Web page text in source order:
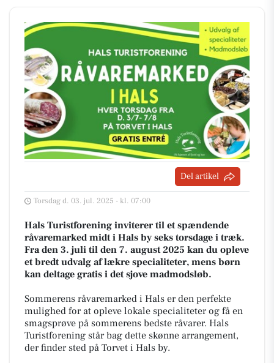
Del artikel
Torsdag d. 03. jul. 2025 - kl. 07:00
Hals Turistforening inviterer til et spændende
råvaremarked midt i Hals by seks torsdage i træk.
Fra den 3. juli til den 7. august 2025 kan du opleve
et bredt udvalg af lækre specialiteter, mens børn
kan deltage gratis i det sjove madmodsløb.
Sommerens råvaremarked i Hals er den perfekte
mulighed for at opleve lokale specialiteter og få en
smagsprøve på sommerens bedste råvarer. Hals
Turistforening står bag dette skønne arrangement,
der finder sted på Torvet i Hals by.